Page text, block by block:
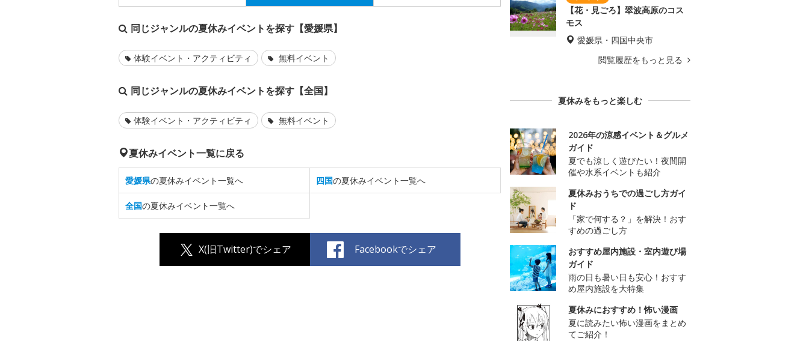
同じジャンルの夏休みイベントを探す【愛媛県】
体験イベント・アクティビティ 無料イベント
同じジャンルの夏休みイベントを探す【全国】
体験イベント・アクティビティ 無料イベント
夏休みイベント一覧に戻る
愛媛県の夏休みイベント一覧へ 四国の夏休みイベント一覧へ
全国の夏休みイベント一覧へ
X(旧Twitter)でシェア Facebookでシェア
【花・見ごろ】翠波高原のコス
モス
愛媛県・四国中央市
閲覧履歴をもっと見る
夏休みをもっと楽しむ
2026年の涼感イベント＆グルメ
ガイド
夏でも涼しく遊びたい！夜間開
催や水系イベントも紹介
夏休みおうちでの過ごし方ガイ
ド
「家で何する？」を解決！おす
すめの過ごし方
おすすめ屋内施設・室内遊び場
ガイド
雨の日も暑い日も安心！おすす
め屋内施設を大特集
夏休みにおすすめ！怖い漫画
夏に読みたい怖い漫画をまとめ
てご紹介！